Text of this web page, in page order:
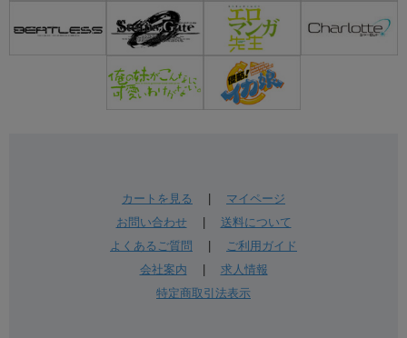
カートを見る
マイページ
お問い合わせ| 送料について
よくあるご質問
ご利用ガイド
会社案内
求人情報
特定商取引法表示